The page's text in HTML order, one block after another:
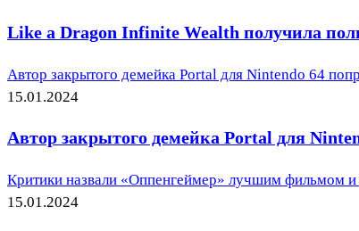
Like a Dragon Infinite Wealth получила
Автор закрытого демейка Portal для Nintendo 64
15.01.2024
Автор закрытого демейка Portal для
Критики назвали «Оппенгеймер» лучшим фильмом
15.01.2024